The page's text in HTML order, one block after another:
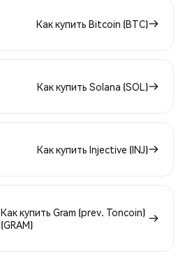
Как купить Bitcoin (BTC)
Как купить Solana (SOL)
Как купить Injective (INJ)
Как купить Gram (prev. Toncoin)
(GRAM)